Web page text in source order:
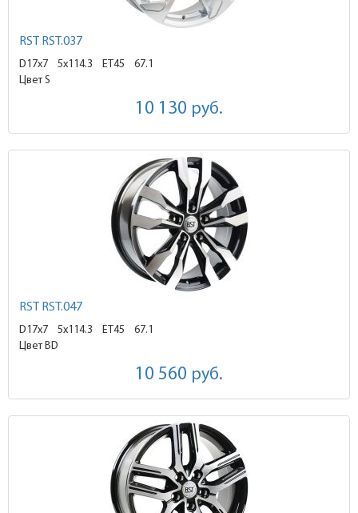
RST RST.037
D17x7 5x114.3 ET45
67.1
Цвет S
10 130 руб.
RST RST.047
D17x7 5x114.3 ET45
67.1
Цвет BD
10 560 руб.